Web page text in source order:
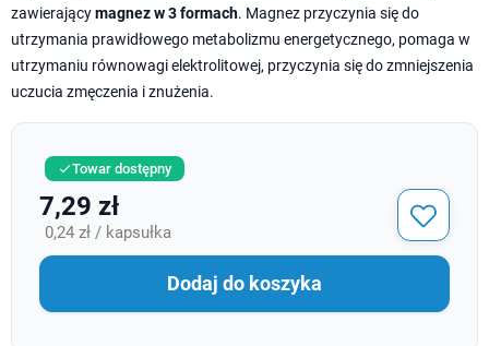
zawierającymagnez w 3 formach. Magnez przyczynia się do
utrzymania prawidłowego metabolizmu energetycznego, pomaga w
utrzymaniu równowagi elektrolitowej, przyczynia się do zmniejszenia
uczucia zmęczenia i znużenia.
Towar dostępny
7,29 zł
0,24 zł / kapsułka
Dodaj do koszyka